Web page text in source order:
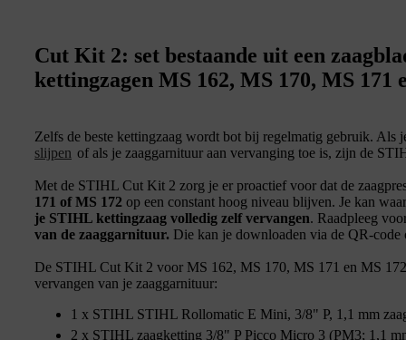
Cut Kit 2: set bestaande uit een
kettingzagen MS 162, MS 170, MS 171
Zelfs de beste kettingzaag wordt bot bij regelmatig gebruik. Als
slijpen of als je zaaggarnituur aan vervanging toe is, zijn de
Met de STIHL Cut Kit 2 zorg je er proactief voor dat de
171 of MS 172 op een constant hoog niveau blijven. Je kan
je STIHL kettingzaag volledig zelf vervangen. Raadpleeg
van de zaaggarnituur. Die kan je downloaden via de QR-
De STIHL Cut Kit 2 voor MS 162, MS 170, MS 171 en MS
vervangen van je zaaggarnituur:
1 x STIHL STIHL Rollomatic E Mini, 3/8" P, 1,1 mm
2 x STIHL zaagketting 3/8" P Picco Micro 3 (PM3; 1,1